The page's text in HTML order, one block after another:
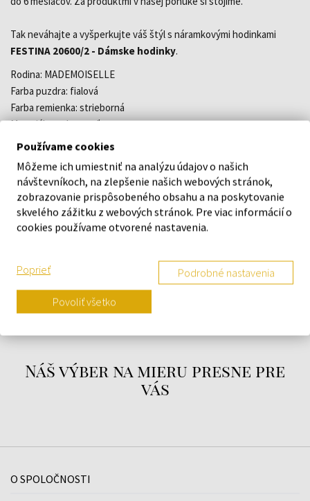
Tak neváhajte a vyšperkujte váš štýl s náramkovými hodinkami
FESTINA 20600/2 - Dámske hodinky.
Rodina: MADEMOISELLE
Farba puzdra: fialová
Farba remienka: strieborná
Materiál puzdra: oceľ
Strojček: batériový (quartz)
Šírka: 30,5 mm
Šírka náramku: 14 mm
Štýl: klasické
Tvar: okrúhly
O ZNAČKE
Náš výber na mieru presne pre
vás
O SPOLOČNOSTI
Používame cookies
Môžeme ich umiestniť na analýzu údajov o našich
návštevníkoch, na zlepšenie našich webových stránok,
zobrazovanie prispôsobeného obsahu a na poskytovanie
skvelého zážitku z webových stránok. Pre viac informácií o
cookies používame otvorené nastavenia.
Poprieť Podrobné nastavenia
Povoliť všetko